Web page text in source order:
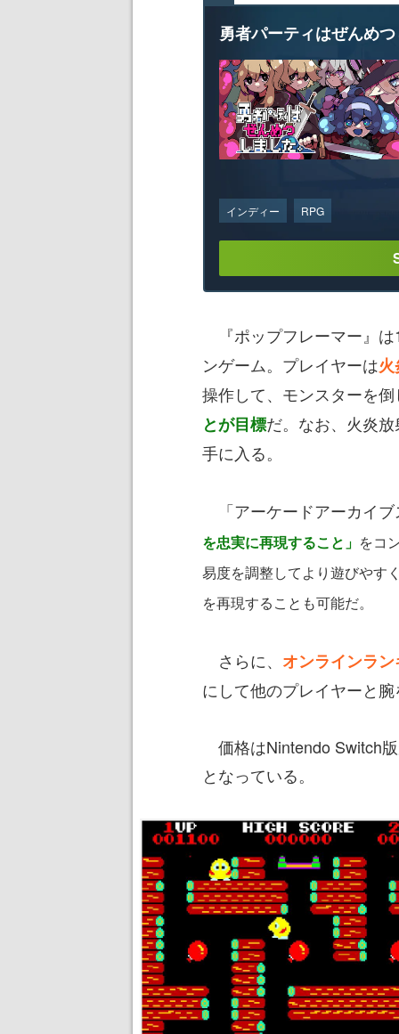
勇者パーティはぜんめ
インディー RPG
『ポップフレーマー』は
ンゲーム。プレイヤーは
操作して、モンスターを
とが目標だ。なお、火炎
手に入る。
「アーケードアーカイ
を忠実に再現すること 」 をコ
易度を調整してより遊びやす
を再現することも可能だ。
さらに、 オンラインラ
にして他のプレイヤーと
価格はNintendo Switch
となっている。